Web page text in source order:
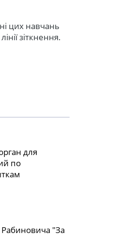
цих навчань
зіткнення.
для
по
"За